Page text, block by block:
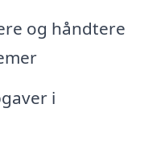
og håndtere
i